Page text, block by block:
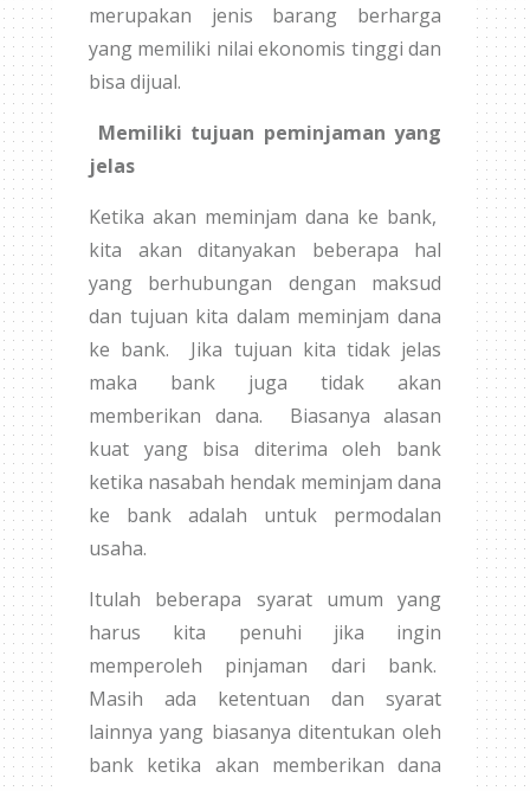
merupakan jenis barang berharga
yang memiliki nilai ekonomis tinggi dan
bisa dijual.
Memiliki tujuan peminjaman yang
jelas
Ketika akan meminjam dana ke bank,
kita akan ditanyakan beberapa hal
yang berhubungan dengan maksud
dan tujuan kita dalam meminjam dana
ke bank. Jika tujuan kita tidak jelas
maka bank juga tidak akan
memberikan dana. Biasanya alasan
kuat yang bisa diterima oleh bank
ketika nasabah hendak meminjam dana
ke bank adalah untuk permodalan
usaha.
Itulah beberapa syarat umum yang
harus kita penuhi jika ingin
memperoleh pinjaman dari bank.
Masih ada ketentuan dan syarat
lainnya yang biasanya ditentukan oleh
bank ketika akan memberikan dana